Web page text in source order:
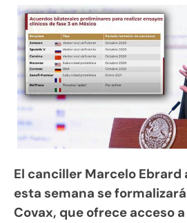
El canciller Marcelo Ebrard
esta semana se
Covax, que ofrece acceso